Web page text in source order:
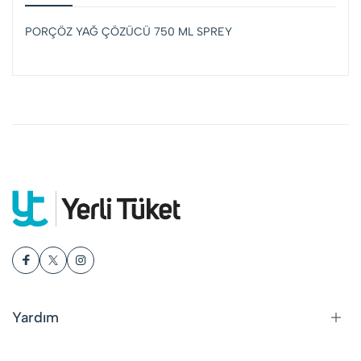
PORÇÖZ YAĞ ÇÖZÜCÜ 750 ML SPREY
Yardım